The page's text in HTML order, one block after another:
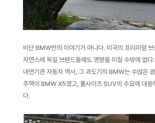
비단 BMW만의 이야기가 아니다. 미국의 프리미엄
자연스레 독일 브랜드들에도 영향을 미칠 수밖에 없
내연기관 자동차 역사, 그 과도기의 BMW는 수많은
주역이 BMW X5였고, 풀사이즈 SUV의 수요에 대
다.